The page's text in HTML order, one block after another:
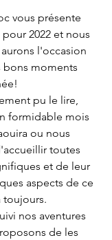
vous présente
2022 et nous
l'occasion
bons moments
pu le lire,
formidable mois
ou nous
toutes
et de leur
aspects de ce
toujours.
nos aventures
de les